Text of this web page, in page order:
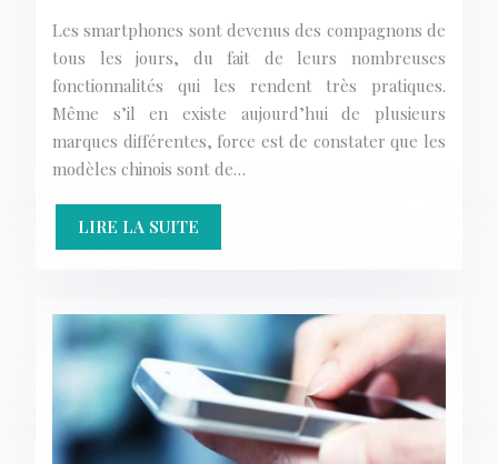
Les smartphones sont devenus des compagnons de
tous les jours, du fait de leurs nombreuses
fonctionnalités qui les rendent très pratiques.
Même s’il en existe aujourd’hui de plusieurs
marques différentes, force est de constater que les
modèles chinois sont de…
LIRE LA SUITE